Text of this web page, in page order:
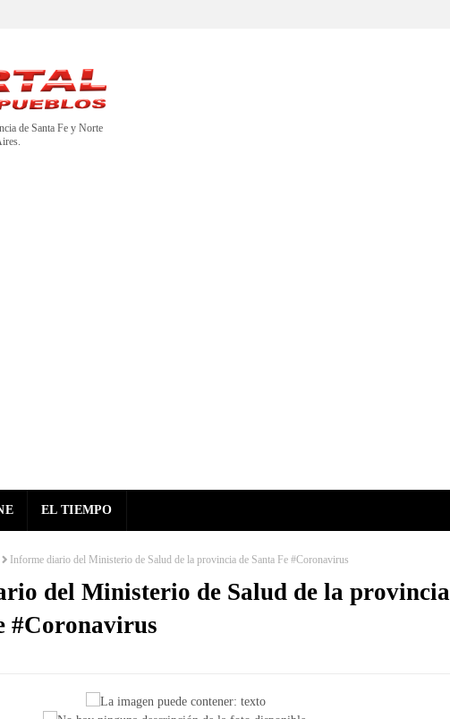
de Santa Fe y Norte
EL TIEMPO
Informe diario del Ministerio de Salud de la provincia de Santa Fe #Coronavirus
del Ministerio de Salud de la provincia
#Coronavirus